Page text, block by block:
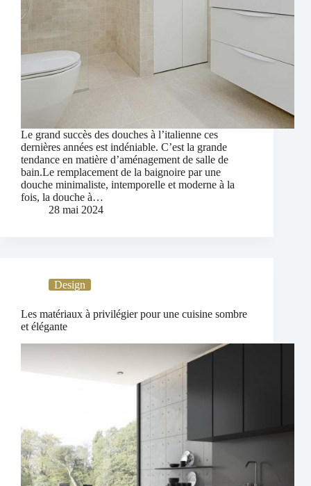
Le grand succès des douches à l’italienne ces
dernières années est indéniable. C’est la grande
tendance en matière d’aménagement de salle de
bain.Le remplacement de la baignoire par une
douche minimaliste, intemporelle et moderne à la
fois, la douche à…
28 mai 2024
Design
Les matériaux à privilégier pour une cuisine sombre
et élégante